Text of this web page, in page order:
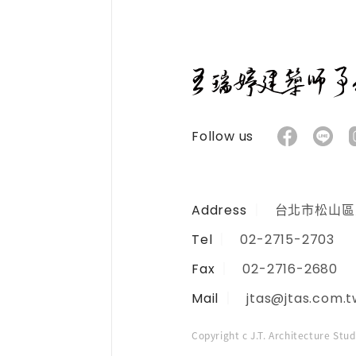
Follow us
Address
台北市松山
Tel
02-2715-2703
Fax
02-2716-2680
Mail
Copyright c J.T. Architecture